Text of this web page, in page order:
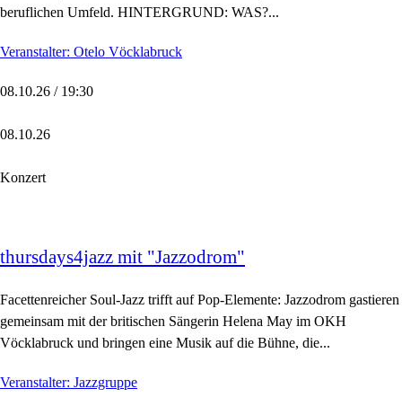
beruflichen Umfeld. HINTERGRUND: WAS?...
Veranstalter: Otelo Vöcklabruck
08.10.26 / 19:30
08.10.26
Konzert
thursdays4jazz mit "Jazzodrom"
Facettenreicher Soul-Jazz trifft auf Pop-Elemente: Jazzodrom gastieren
gemeinsam mit der britischen Sängerin Helena May im OKH
Vöcklabruck und bringen eine Musik auf die Bühne, die...
Veranstalter: Jazzgruppe